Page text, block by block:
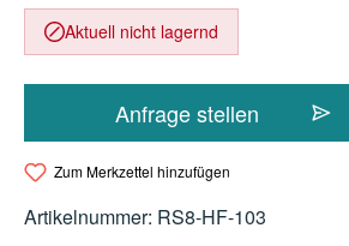
Aktuell nicht lagernd
Anfrage stellen
Zum Merkzettel hinzufügen
Artikelnummer: RS8-HF-103